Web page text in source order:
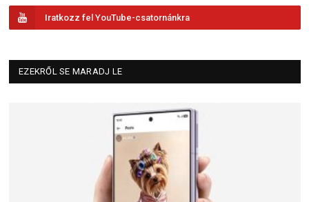
Iratkozz fel YouTube-csatornánkra
EZEKRŐL SE MARADJ LE